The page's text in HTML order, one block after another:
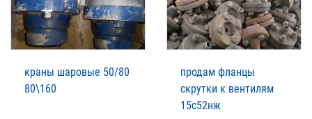
краны шаровые 50/80
80\160
продам фланцы
скрутки к вентилям
15с52нж